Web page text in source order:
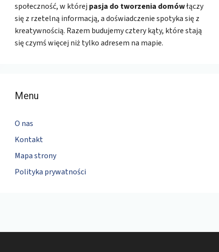
społeczność, w której pasja do tworzenia domówłączy
się z rzetelną informacją, a doświadczenie spotyka się z
kreatywnością. Razem budujemy cztery kąty, które stają
się czymś więcej niż tylko adresem na mapie.
Menu
O nas
Kontakt
Mapa strony
Polityka prywatności